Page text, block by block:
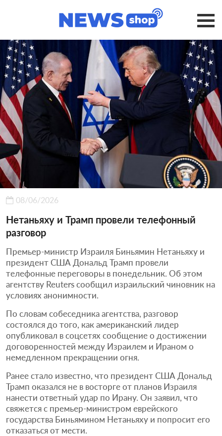
08/06/2026
Нетаньяху и Трамп провели телефонный
разговор
Премьер-министр Израиля Биньямин Нетаньяху и
президент США Дональд Трамп провели
телефонные переговоры в понедельник. Об этом
агентству Reuters сообщил израильский чиновник на
условиях анонимности.
По словам собеседника агентства, разговор
состоялся до того, как американский лидер
опубликовал в соцсетях сообщение о достижении
договоренностей между Израилем и Ираном о
немедленном прекращении огня.
Ранее стало известно, что президент США Дональд
Трамп оказался не в восторге от планов Израиля
нанести ответный удар по Ирану. Он заявил, что
свяжется с премьер-министром еврейского
государства Биньямином Нетаньяху и попросит его
отказаться от мести.